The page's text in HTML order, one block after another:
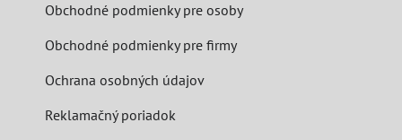
Obchodné podmienky pre osoby
Obchodné podmienky pre firmy
Ochrana osobných údajov
Reklamačný poriadok